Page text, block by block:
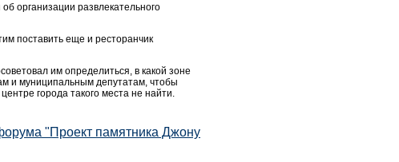
организации развлекательного
поставить еще и ресторанчик
им определиться, в какой зоне
и муниципальным депутатам, чтобы
города такого места не найти.
"Проект памятника Джону